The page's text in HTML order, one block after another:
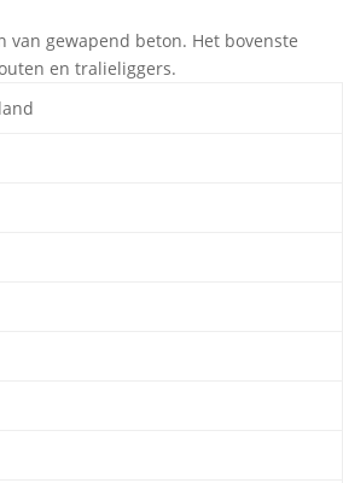
gewapend beton. Het bovenste
en tralieliggers.